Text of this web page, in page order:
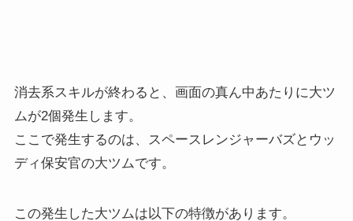
消去系スキルが終わると、画面の真ん中あたりに大ツ
ムが2個発生します。
ここで発生するのは、スペースレンジャーバズとウッ
ディ保安官の大ツムです。
この発生した大ツムは以下の特徴があります。